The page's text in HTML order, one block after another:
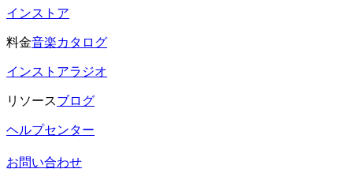
インストア
料金音楽カタログ
インストアラジオ
リソースブログ
ヘルプセンター
お問い合わせ